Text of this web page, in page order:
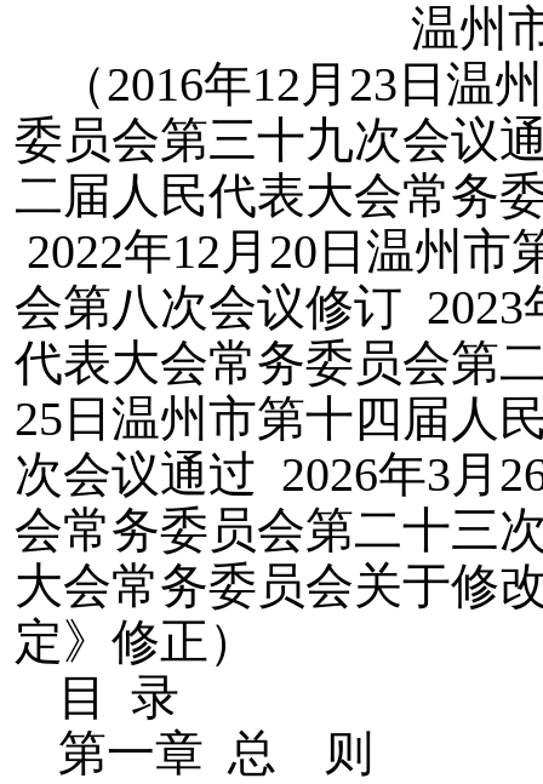
温州
（2016年12月23日
委员会第三十九次会议
二届人民代表大会常务
2022年12月20日温州
会第八次会议修订
代表大会常务委员会第
25日温州市第十四届人
次会议通过 2026年3月
会常务委员会第二十三
大会常务委员会关于修
定》修正）
目 录
第一章 总 则